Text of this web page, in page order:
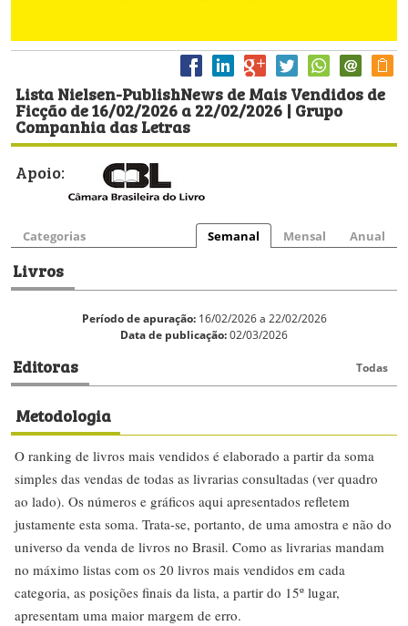
Lista Nielsen-PublishNews de Mais Vendidos de
Ficção de 16/02/2026 a 22/02/2026 | Grupo
Companhia das Letras
Apoio:
Categorias Semanal Mensal Anual
Livros
Período de apuração:16/02/2026 a 22/02/2026
Data de publicação:02/03/2026
Editoras Todas
Metodologia
O ranking de livros mais vendidos é elaborado a partir da soma
simples das vendas de todas as livrarias consultadas (ver quadro
ao lado). Os números e gráficos aqui apresentados refletem
justamente esta soma. Trata-se, portanto, de uma amostra e não do
universo da venda de livros no Brasil. Como as livrarias mandam
no máximo listas com os 20 livros mais vendidos em cada
categoria, as posições finais da lista, a partir do 15º lugar,
apresentam uma maior margem de erro.